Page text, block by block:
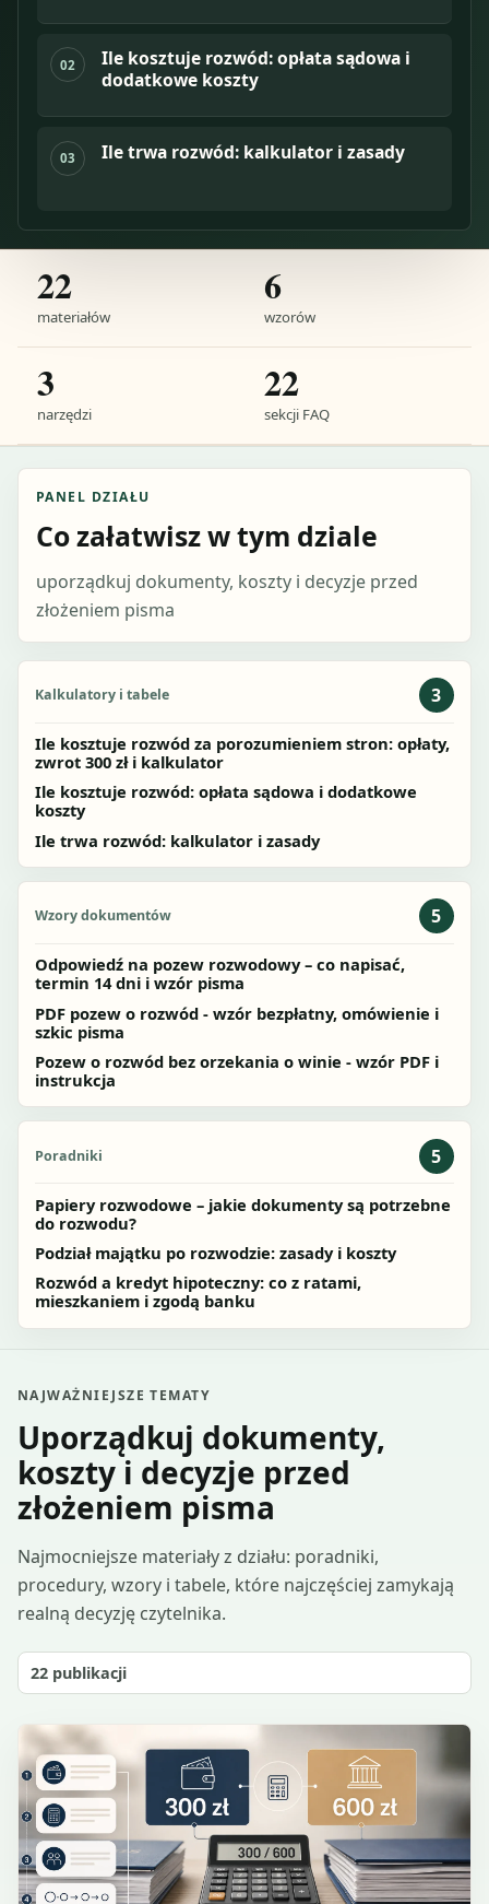
02
Ile kosztuje rozwód: opłata sądowa i
dodatkowe koszty
03 Ile trwa rozwód: kalkulator i zasady
22
materiałów
6
wzorów
3
narzędzi
22
sekcji FAQ
PANEL DZIAŁU
Co załatwisz w tym dziale
uporządkuj dokumenty, koszty i decyzje przed
złożeniem pisma
Kalkulatory i tabele 3
Ile kosztuje rozwód za porozumieniem stron: opłaty,
zwrot 300 zł i kalkulator
Ile kosztuje rozwód: opłata sądowa i dodatkowe
koszty
Ile trwa rozwód: kalkulator i zasady
Wzory dokumentów 5
Odpowiedź na pozew rozwodowy – co napisać,
termin 14 dni i wzór pisma
PDF pozew o rozwód - wzór bezpłatny, omówienie i
szkic pisma
Pozew o rozwód bez orzekania o winie - wzór PDF i
instrukcja
Poradniki 5
Papiery rozwodowe – jakie dokumenty są potrzebne
do rozwodu?
Podział majątku po rozwodzie: zasady i koszty
Rozwód a kredyt hipoteczny: co z ratami,
mieszkaniem i zgodą banku
NAJWAŻNIEJSZE TEMATY
Uporządkuj dokumenty,
koszty i decyzje przed
złożeniem pisma
Najmocniejsze materiały z działu: poradniki,
procedury, wzory i tabele, które najczęściej zamykają
realną decyzję czytelnika.
22 publikacji